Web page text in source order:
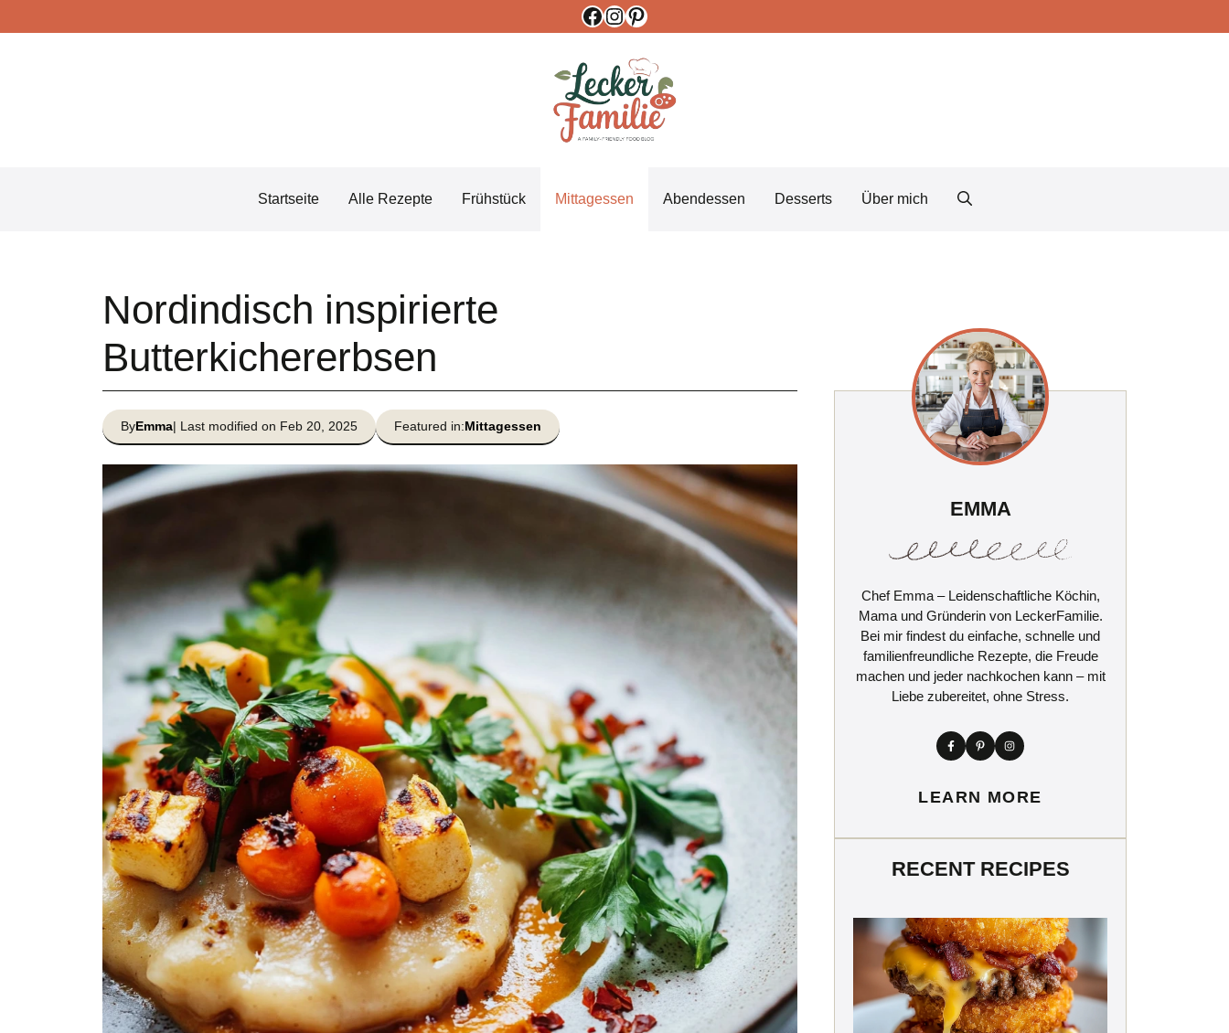
Facebook
Instagram
Pinterest
Startseite Alle Rezepte Frühstück Mittagessen Abendessen Desserts Über mich
Nordindisch inspirierte
Butterkichererbsen
ByEmma| Last modified on Feb 20, 2025 Featured in:Mittagessen
EMMA
Chef Emma – Leidenschaftliche Köchin,
Mama und Gründerin von LeckerFamilie.
Bei mir findest du einfache, schnelle und
familienfreundliche Rezepte, die Freude
machen und jeder nachkochen kann – mit
Liebe zubereitet, ohne Stress.
LEARN MORE
RECENT RECIPES